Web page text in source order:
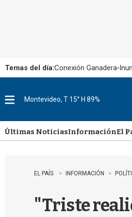
Temas del día:Conexión Ganadera
u
Montevideo, T 15° H 89%
Últimas NoticiasInformaciónEl
EL PAÍS INFORMACIÓN
"Triste